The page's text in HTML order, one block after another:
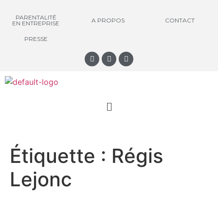
PARENTALITÉ
EN ENTREPRISE
A PROPOS CONTACT
PRESSE
Étiquette : Régis
Lejonc